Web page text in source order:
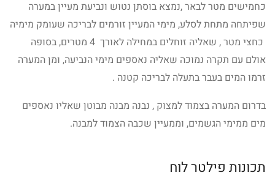
כחמישים מטר לבאר ,נמצא בוסתן נטוש ונביעת מעיין במערה
שפיתחה מתחת לסלע, מימי המעיין זורמים לבריכה שעומק מימיה
כחצי מטר , שאליה זוחלים במחילה לאורך 4 מטרים, בסופה
אולם עם תקרה נמוכה שאליה נאספים מימי הנביעה, ומן המערה
זרמו המים בעבר בתעלה לבריכה קטנה .
בדרום המערה בצמוד למצוק , נבנה מבנה מבוטן שאליו נאספים
מים ממימי הגשמים, וממעיין שכבה הצמוד למבנה.
תכונות פילטר לוח